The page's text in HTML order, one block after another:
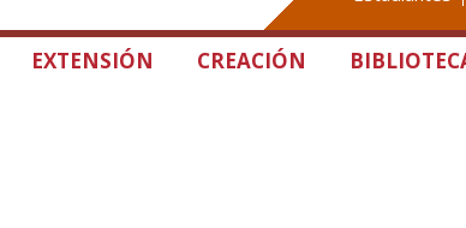
EXTENSIÓN CREACIÓN